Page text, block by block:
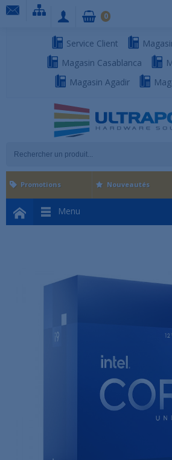
Service Client
Magasin Casablanca
Magasin Agadir
0
Menu
Promotions Nouveautés